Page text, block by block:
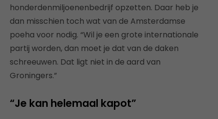
honderdenmiljoenenbedrijf opzetten. Daar heb je
dan misschien toch wat van de Amsterdamse
poeha voor nodig. “Wil je een grote internationale
partij worden, dan moet je dat van de daken
schreeuwen. Dat ligt niet in de aard van
Groningers.”
“Je kan helemaal kapot”